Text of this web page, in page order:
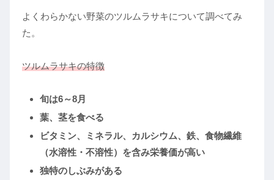
よくわらかない野菜のツルムラサキについて調べてみ
た。
ツルムラサキの特徴
旬は6～8月
葉、茎を食べる
ビタミン、ミネラル、カルシウム、鉄、食物繊維
（水溶性・不溶性）を含み栄養価が高い
独特のしぶみがある